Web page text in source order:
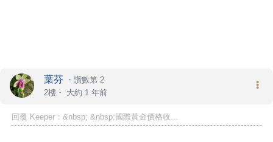
葉芬 ・ 讚數第 2
2樓・ 大約 1 年前
回覆 Keeper：&nbsp; &nbsp;國際黃金價格收...